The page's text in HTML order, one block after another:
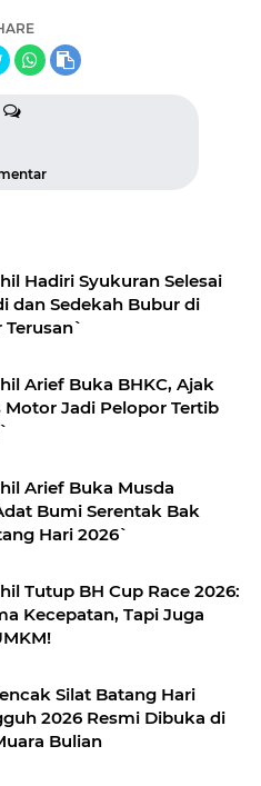
Hadiri Syukuran Selesai
dan Sedekah Bubur di
Terusan`
Arief Buka BHKC, Ajak
Jadi Pelopor Tertib
Arief Buka Musda
Bumi Serentak Bak
Hari 2026`
Tutup BH Cup Race 2026:
Kecepatan, Tapi Juga
Silat Batang Hari
2026 Resmi Dibuka di
Bulian